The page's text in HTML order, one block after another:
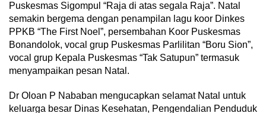
Puskesmas Sigompul “Raja di atas segala Raja”. Natal
semakin bergema dengan penampilan lagu koor Dinkes
PPKB “The First Noel”, persembahan Koor Puskesmas
Bonandolok, vocal grup Puskesmas Parlilitan “Boru Sion”,
vocal grup Kepala Puskesmas “Tak Satupun” termasuk
menyampaikan pesan Natal.
Dr Oloan P Nababan mengucapkan selamat Natal untuk
keluarga besar Dinas Kesehatan, Pengendalian Penduduk